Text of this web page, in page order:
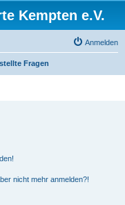
Kempten e.V.
Anmelden
Fragen
nicht mehr anmelden?!